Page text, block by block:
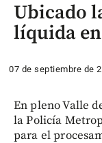
Ubicado
líquida
07 de septiembre de
En pleno Valle
la Policía
para el